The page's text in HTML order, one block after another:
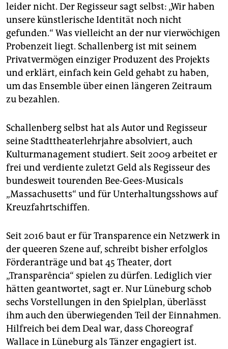
leider nicht. Der Regisseur sagt selbst: „Wir haben
unsere künstlerische Identität noch nicht
gefunden.“ Was vielleicht an der nur vierwöchigen
Probenzeit liegt. Schallenberg ist mit seinem
Privatvermögen einziger Produzent des Projekts
und erklärt, einfach kein Geld gehabt zu haben,
um das Ensemble über einen längeren Zeitraum
zu bezahlen.
Schallenberg selbst hat als Autor und Regisseur
seine Stadttheaterlehrjahre absolviert, auch
Kulturmanagement studiert. Seit 2009 arbeitet er
frei und verdiente zuletzt Geld als Regisseur des
bundesweit tourenden Bee-Gees-Musicals
„Massachusetts“ und für Unterhaltungsshows auf
Kreuzfahrtschiffen.
Seit 2016 baut er für Transparence ein Netzwerk in
der queeren Szene auf, schreibt bisher erfolglos
Förderanträge und bat 45 Theater, dort
„Transparência“ spielen zu dürfen. Lediglich vier
hätten geantwortet, sagt er. Nur Lüneburg schob
sechs Vorstellungen in den Spielplan, überlässt
ihm auch den überwiegenden Teil der Einnahmen.
Hilfreich bei dem Deal war, dass Choreograf
Wallace in Lüneburg als Tänzer engagiert ist.